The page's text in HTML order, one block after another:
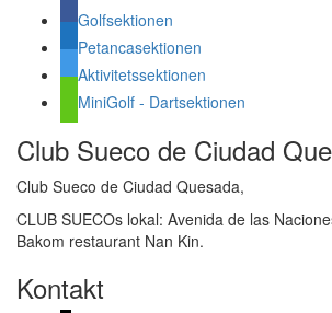
Golfsektionen
Petancasektionen
Aktivitetssektionen
MiniGolf - Dartsektionen
Club Sueco de Ciudad
Club Sueco de Ciudad Quesada,
CLUB SUECOs lokal: Avenida de las
Bakom restaurant Nan Kin.
Kontakt